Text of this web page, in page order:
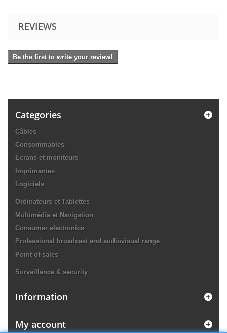
REVIEWS
Be the first to write your review!
Categories
Câbles
Consommables
Ecrans et moniteurs
Imprimantes
Logiciels
Ordinateurs et Tablettes
Multimédia et Navigation
Consumer electronics
Professional broadcast and audiovisual range
Point of sales
Surveillance & security
Information
My account